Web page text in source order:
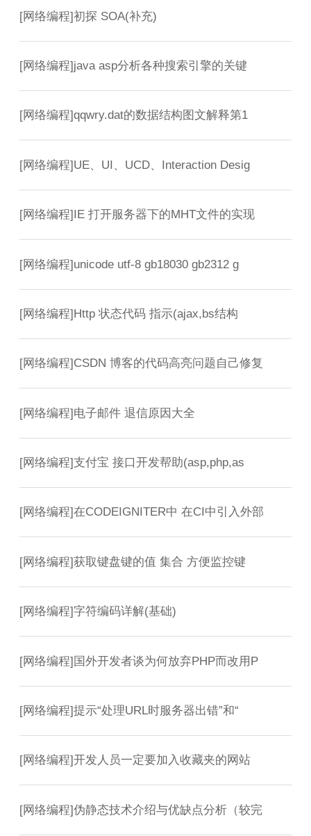
[网络编程]初探 SOA(补充)
[网络编程]java asp分析各种搜索引擎的关键
[网络编程]qqwry.dat的数据结构图文解释第1
[网络编程]UE、UI、UCD、Interaction Desig
[网络编程]IE 打开服务器下的MHT文件的实现
[网络编程]unicode utf-8 gb18030 gb2312 g
[网络编程]Http 状态代码 指示(ajax,bs结构
[网络编程] CSDN 博客的代码高亮问题自己修复
[网络编程]电子邮件 退信原因大全
[网络编程]支付宝 接口开发帮助(asp,php,as
[网络编程]在CODEIGNITER中 在CI中引入外部
[网络编程]获取键盘键的值 集合 方便监控键
[网络编程]字符编码详解(基础)
[网络编程]国外开发者谈为何放弃PHP而改用P
[网络编程]提示“处理URL时服务器出错”和“
[网络编程]开发人员一定要加入收藏夹的网站
[网络编程]伪静态技术介绍与优缺点分析（较完